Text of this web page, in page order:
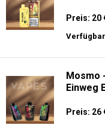
Preis: 20
Mosmo
Einweg
Preis: 26